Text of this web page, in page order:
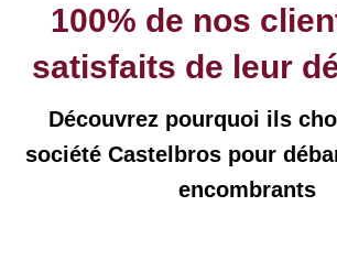
100% de nos
satisfaits de leur
Découvrez pourquoi ils
société Castelbros pour
encombrants